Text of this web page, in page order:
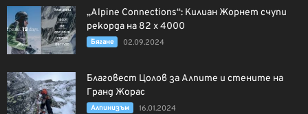
„Alpine Connections“: Килиан Жорнет счупи
рекорда на 82 х 4000
Бягане 02.09.2024
Благовест Цолов за Алпите и стените на
Гранд Жорас
Алпинизъм 16.01.2024